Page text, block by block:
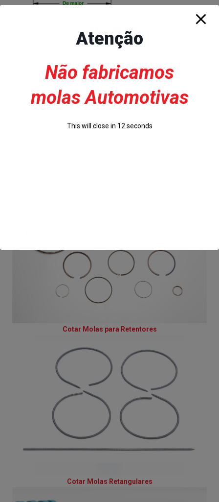
Cotar Molas para Retentores
Cotar Molas Retangulares
Atenção
Não fabricamos
molas Automotivas
This will close in 12 seconds